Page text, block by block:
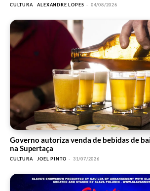
CULTURA ALEXANDRE LOPES - 04/08/2026
Governo autoriza venda de bebidas de
na Supertaça
CULTURA JOEL PINTO - 31/07/2026